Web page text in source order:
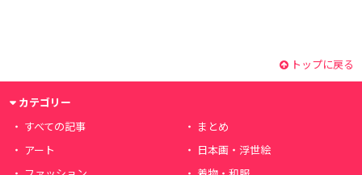
トップに戻る
カテゴリー
すべての記事
まとめ
アート
日本画・浮世絵